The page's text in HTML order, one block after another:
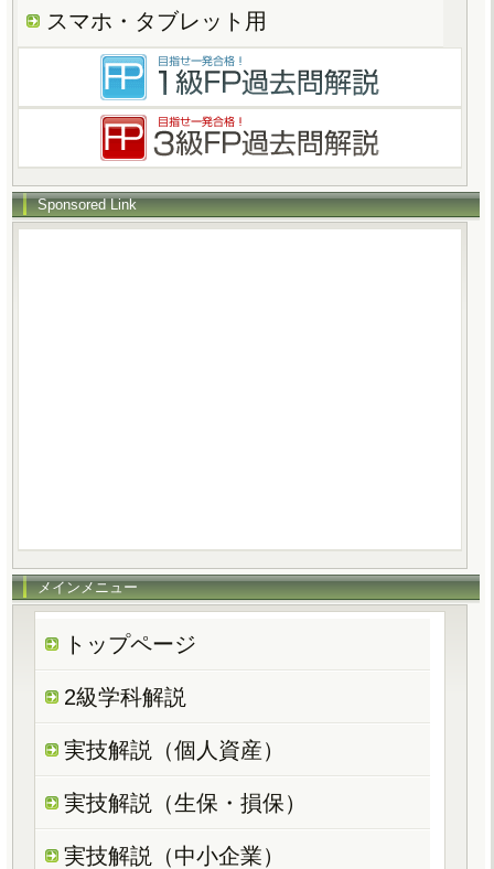
スマホ・タブレット用
Sponsored Link
メインメニュー
トップページ
2級学科解説
実技解説（個人資産）
実技解説（生保・損保）
実技解説（中小企業）